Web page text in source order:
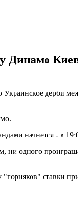
Динамо
дерби
начнется - в
одного
ставки